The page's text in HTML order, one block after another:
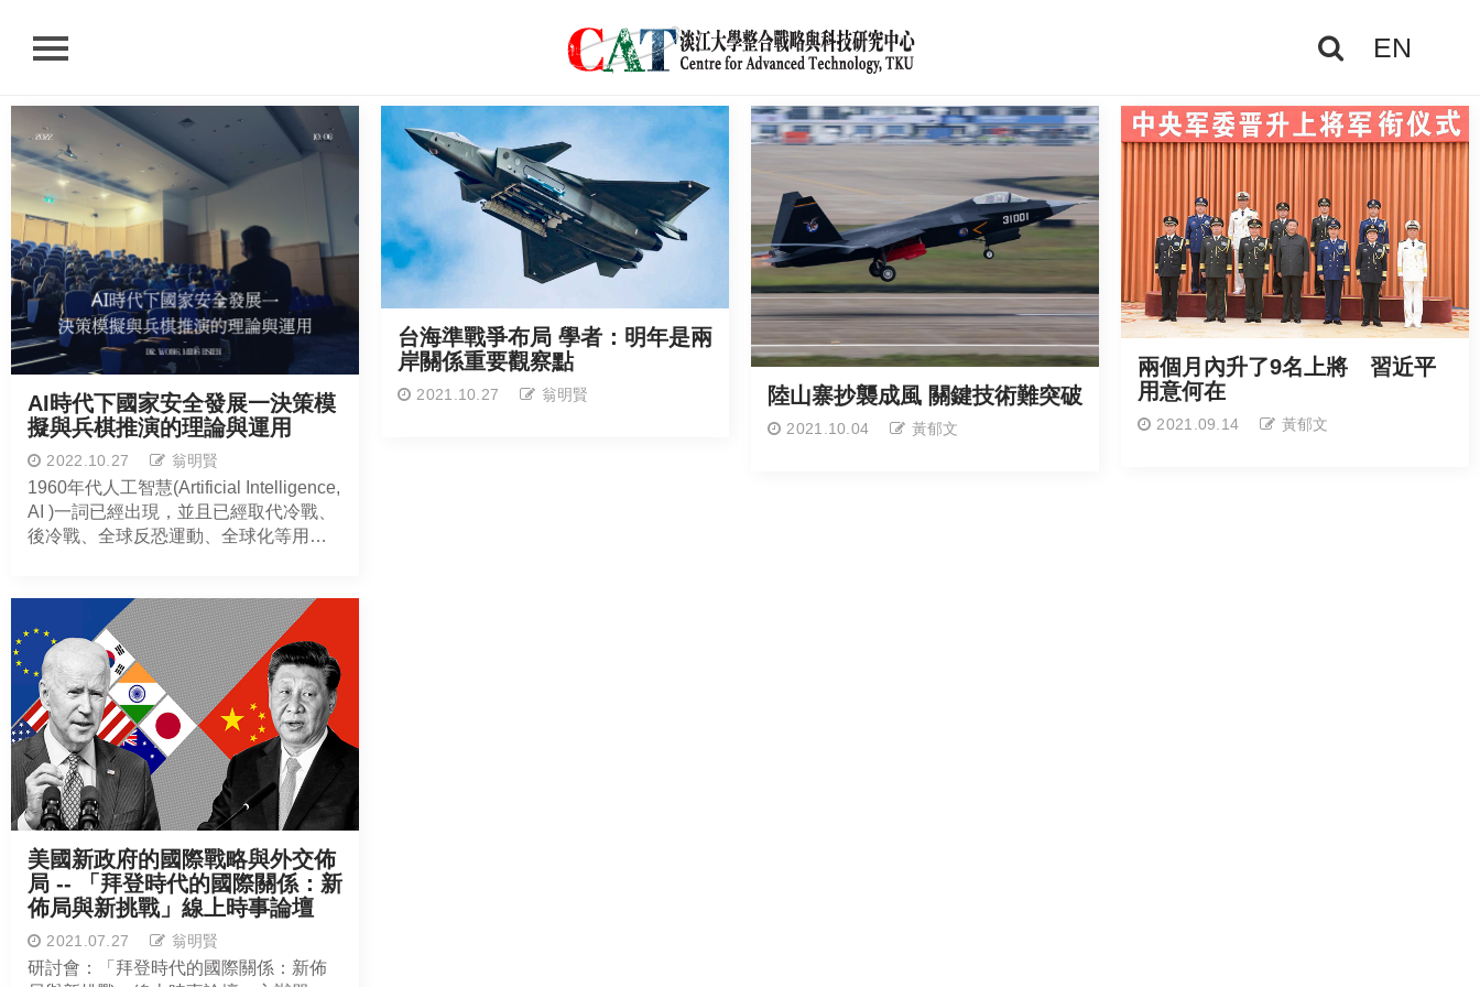
關於我們
最新消息
研究成果
聯絡我們
搜尋
網站語系
相關連結
淡江大學首頁
EN
AI時代下國家安全發展一決策模
擬與兵棋推演的理論與運用
2022.10.27 翁明賢
1960年代人工智慧(Artificial Intelligence,
AI )一詞已經出現，並且已經取代冷戰、
後冷戰、全球反恐運動、全球化等用
據(Big Data)、超級電腦(Super
Computer)、物聯網(Internet of
Things)、演算法(algorithm)，以及相關
傳輸系統5G的整合，缺一不可，必須要
國家設定成為戰略性產業，配合其他相
關科技與產業才得以成型。
台海準戰爭布局 學者：明年是兩
岸關係重要觀察點
2021.10.27 翁明賢 陸山寨抄襲成風 關鍵技術難突破
2021.10.04 黃郁文
兩個月內升了9名上將 習近平
用意何在
2021.09.14 黃郁文
美國新政府的國際戰略與外交佈
局 -- 「拜登時代的國際關係：新
佈局與新挑戰」線上時事論壇
2021.07.27 翁明賢
研討會：「拜登時代的國際關係：新佈